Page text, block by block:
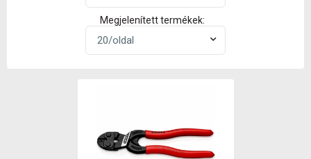
Megjelenített termékek: